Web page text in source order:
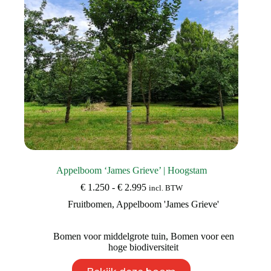
de
productpagina
Appelboom ‘James Grieve’ | Hoogstam
€1.250 - €2.995Prijsklasse:
tot
incl. BTW
Fruitbomen,Appelboom 'James Grieve'
Bomen voor middelgrote tuin, Bomen voor een
hoge biodiversiteit